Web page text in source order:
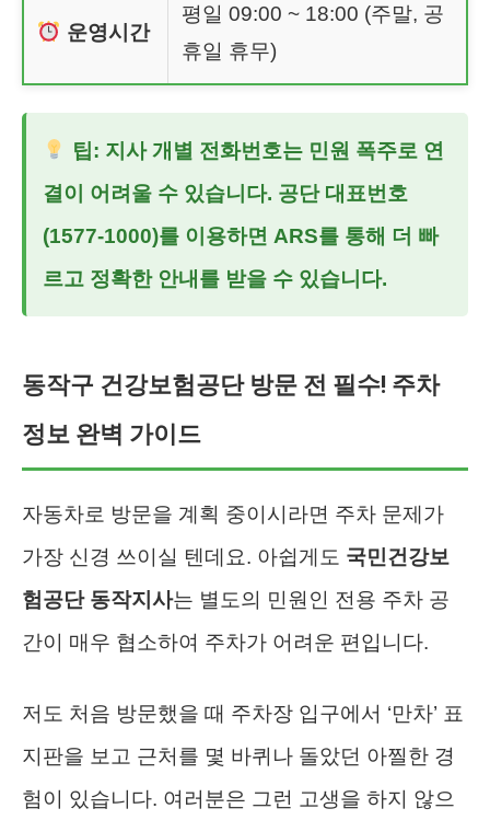
운영시간
평일 09:00 ~ 18:00 (주말, 공
휴일 휴무)
팁: 지사 개별 전화번호는 민원 폭주로 연
결이 어려울 수 있습니다. 공단 대표번호
(1577-1000)를 이용하면 ARS를 통해 더 빠
르고 정확한 안내를 받을 수 있습니다.
동작구 건강보험공단 방문 전 필수! 주차
정보 완벽 가이드
자동차로 방문을 계획 중이시라면 주차 문제가
가장 신경 쓰이실 텐데요. 아쉽게도 국민건강보
험공단 동작지사는 별도의 민원인 전용 주차 공
간이 매우 협소하여 주차가 어려운 편입니다.
저도 처음 방문했을 때 주차장 입구에서 ‘만차’ 표
지판을 보고 근처를 몇 바퀴나 돌았던 아찔한 경
험이 있습니다. 여러분은 그런 고생을 하지 않으